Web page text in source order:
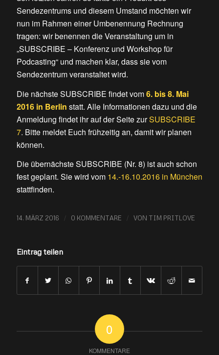
Sendezentrums und diesem Umstand möchten wir
nun im Rahmen einer Umbenennung Rechnung
tragen: wir benennen die Veranstaltung um in
„SUBSCRIBE – Konferenz und Workshop für
Podcasting“ und machen klar, dass sie vom
Sendezentrum veranstaltet wird.
Die nächste SUBSCRIBE findet vom6. bis 8. Mai
2016 in Berlin statt. Alle Informationen dazu und die
Anmeldung findet ihr auf der Seite zurSUBSCRIBE
7. Bitte meldet Euch frühzeitig an, damit wir planen
können.
Die übernächste SUBSCRIBE (Nr. 8) ist auch schon
fest geplant. Sie wird vom 14.-16.10.2016 in München
stattfinden.
14. MÄRZ 2016 / 0 KOMMENTARE / VON TIM PRITLOVE
Eintrag teilen
0
KOMMENTARE